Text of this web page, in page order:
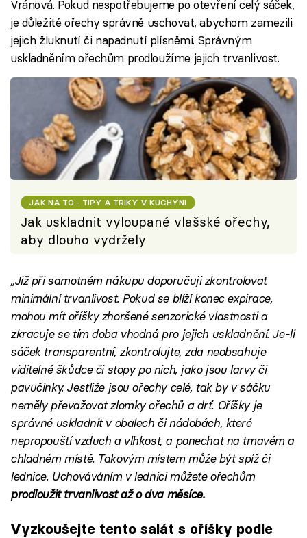
Vránová. Pokud nespotřebujeme po otevření celý sáček,
je důležité ořechy správně uschovat, abychom zamezili
jejich žluknutí či napadnutí plísněmi. Správným
uskladněním ořechům prodloužíme jejich trvanlivost.
JAK NA TO - TIPY A TRIKY V KUCHYNI
Jak uskladnit vyloupané vlašské ořechy,
aby dlouho vydržely
„Již při samotném nákupu doporučuji zkontrolovat
minimální trvanlivost. Pokud se blíží konec expirace,
mohou mít oříšky zhoršené senzorické vlastnosti a
zkracuje se tím doba vhodná pro jejich uskladnění. Je-li
sáček transparentní, zkontrolujte, zda neobsahuje
viditelné škůdce či stopy po nich, jako jsou larvy či
pavučinky. Jestliže jsou ořechy celé, tak by v sáčku
neměly převažovat zlomky ořechů a drť. Oříšky je
správné uskladnit v obalech či nádobách, které
nepropouští vzduch a vlhkost, a ponechat na tmavém a
chladném místě. Takovým místem může být spíž či
lednice. Uchováváním v lednici můžete ořechům
prodloužit trvanlivost až o dva měsíce.
Vyzkoušejte tento salát s oříšky podle